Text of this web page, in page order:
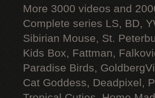
More 3000 videos and
Complete series LS, BD,
Sibirian Mouse, St.
Kids Box, Fattman,
Paradise Birds,
Cat Goddess, Deadpixel,